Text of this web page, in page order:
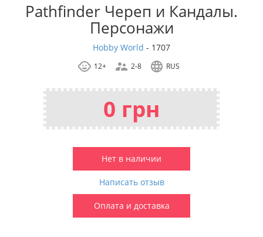
Pathfinder Череп и Кандалы.
Персонажи
Hobby World - 1707
12+ 2-8 RUS
0 грн
Нет в наличии
Написать отзыв
Оплата и доставка